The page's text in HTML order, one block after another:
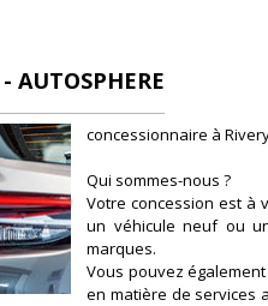
AUTOSPHERE
concessionnaire à
Qui sommes-nous ?
Votre concession est à
un véhicule neuf ou
marques.
Vous pouvez
en matière de services